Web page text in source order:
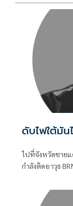
ดับไฟใต้มัน
ไปที่จังหวัดชาย
กำลังติดอาวุธ
ไม่สู้ดีเลยครับ